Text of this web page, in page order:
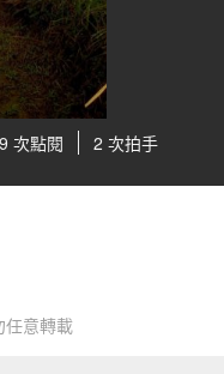
次點閱 2 次拍手
任意轉載